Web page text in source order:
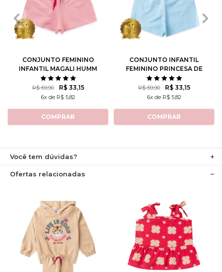
1 6
CONJUNTO FEMININO
INFANTIL MAGALI HUMM
AMO MELANCIA- TURMA
DA MÔNICA
R$ 59,90 R$ 33,15
6x de R$ 5,82
COMPRAR
1 6
10
CONJUNTO INFANTIL
FEMININO PRINCESA DE
ATITUDE - TURMA DA
MÔNICA
R$ 59,90 R$ 33,15
6x de R$ 5,82
COMPRAR
Você tem dúvidas?
Ofertas relacionadas